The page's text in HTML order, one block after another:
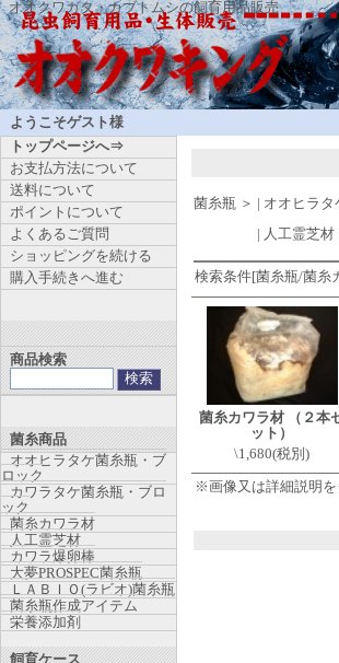
オオクワガタ・カブトムシの飼育用品販売
ようこそゲスト様
菌糸瓶＞ | オオヒラタ
| 人工霊芝材
検索条件[菌糸瓶/菌糸
菌糸カワラ材 （２本
ット）
\1,680(税別)
※画像又は詳細説明を
トップページへ⇒
お支払方法について
送料について
ポイントについて
よくあるご質問
ショッピングを続ける
購入手続きへ進む
商品検索
菌糸商品
オオヒラタケ菌糸瓶・ブ
ロック
カワラタケ菌糸瓶・ブロ
ック
菌糸カワラ材
人工霊芝材
カワラ爆卵棒
大夢PROSPEC菌糸瓶
ＬＡＢＩＯ(ラビオ)菌糸瓶
菌糸瓶作成アイテム
栄養添加剤
飼育ケース